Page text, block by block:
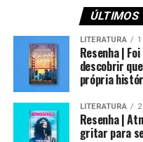
ÚLTIMOS
LITERATURA
Resenha |
descobrir
própria
LITERATURA
Resenha |
gritar para